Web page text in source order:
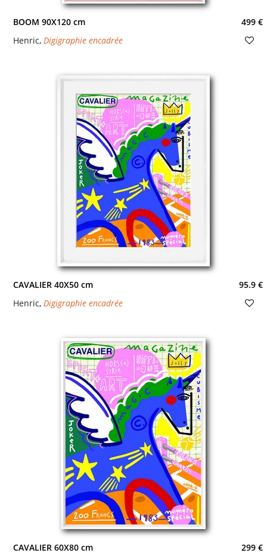
BOOM 90X120 cm
499 €
Henric, Digigraphie encadrée
CAVALIER 40X50 cm
95.9 €
Henric, Digigraphie encadrée
CAVALIER 60X80 cm
299 €